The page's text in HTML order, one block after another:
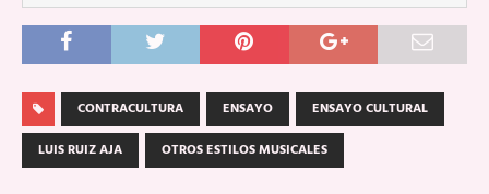
CONTRACULTURA ENSAYO
ENSAYO CULTURAL
LUIS RUIZ AJA
OTROS ESTILOS MUSICALES